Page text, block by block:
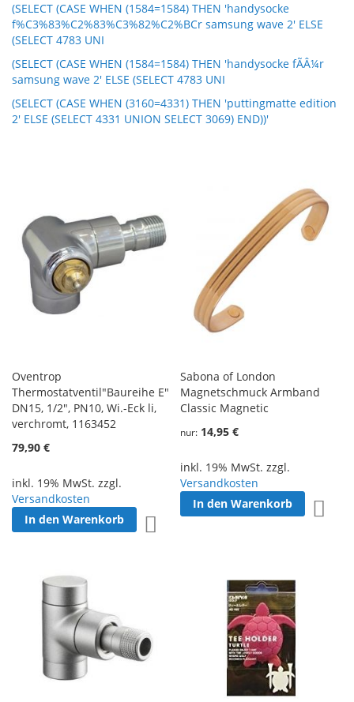
(SELECT (CASE WHEN (1584=1584) THEN 'handysocke
f%C3%83%C2%83%C3%82%C2%BCr samsung wave 2' ELSE
(SELECT 4783 UNI
(SELECT (CASE WHEN (1584=1584) THEN 'handysocke fÃÂ¼r
samsung wave 2' ELSE (SELECT 4783 UNI
(SELECT (CASE WHEN (3160=4331) THEN 'puttingmatte edition
2' ELSE (SELECT 4331 UNION SELECT 3069) END))'
Oventrop
Thermostatventil"Baureihe E"
DN15, 1/2", PN10, Wi.-Eck li,
verchromt, 1163452
79,90 €
inkl. 19% MwSt. zzgl.
Versandkosten
In den Warenkorb
Sabona of London
Magnetschmuck Armband
Classic Magnetic
nur 14,95 €
inkl. 19% MwSt. zzgl.
Versandkosten
In den Warenkorb